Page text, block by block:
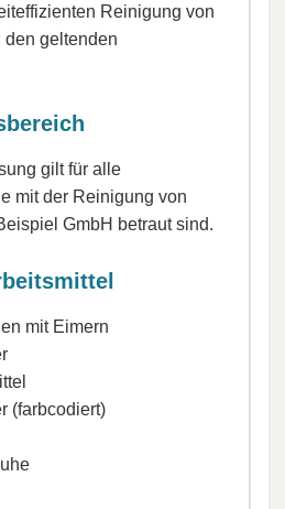
Reinigung von
den geltenden
gilt für alle
mit der Reinigung von
GmbH betraut sind.
mit Eimern
(farbcodiert)